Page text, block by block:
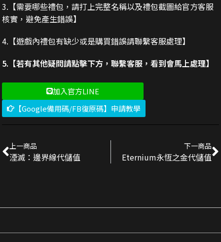
3. 【需要哪些禮包，請打上完整名稱以及禮包截圖給官方客服
核實，避免產生錯誤】
4.【遊戲內禮包有缺少或是購買錯誤請聯繫客服處理】
5.【若有其他疑問請點擊下方，聯繫客服，看到會馬上處理】
加入官方LINE
【Google備用碼/FB復原碼】申請教學
上一商品
湮滅：邊界線代儲值
下一商品
Eternium永恆之金代儲值